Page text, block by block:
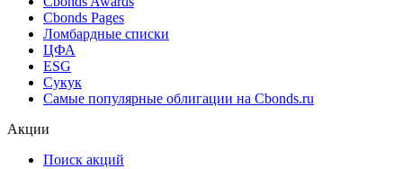
Cbonds Estimation Onshore
Cbonds Valuation
Рэнкинги инвест. банков и юр. консультантов
Cbonds Awards
Cbonds Pages
Ломбардные списки
ESG
Самые популярные облигации на Cbonds.ru